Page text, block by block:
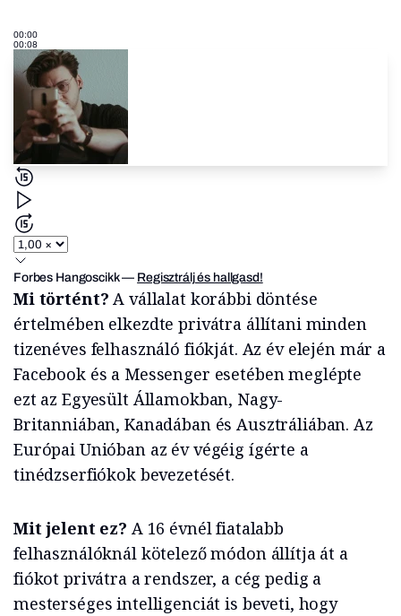
00:00
00:08
Forbes Hangoscikk— Regisztrálj és hallgasd!
Mi történt? A vállalat korábbi döntése
értelmében elkezdte privátra állítani minden
tizenéves felhasználó fiókját. Az év elején már a
Facebook és a Messenger esetében meglépte
ezt az Egyesült Államokban, Nagy-
Britanniában, Kanadában és Ausztráliában. Az
Európai Unióban az év végéig ígérte a
tinédzserfiókok bevezetését.
Mit jelent ez? A 16 évnél fiatalabb
felhasználóknál kötelező módon állítja át a
fiókot privátra a rendszer, a cég pedig a
mesterséges intelligenciát is beveti, hogy